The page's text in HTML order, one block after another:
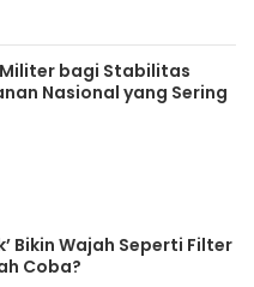
bagi Stabilitas
Nasional yang Sering
Bikin Wajah Seperti Filter
Coba?